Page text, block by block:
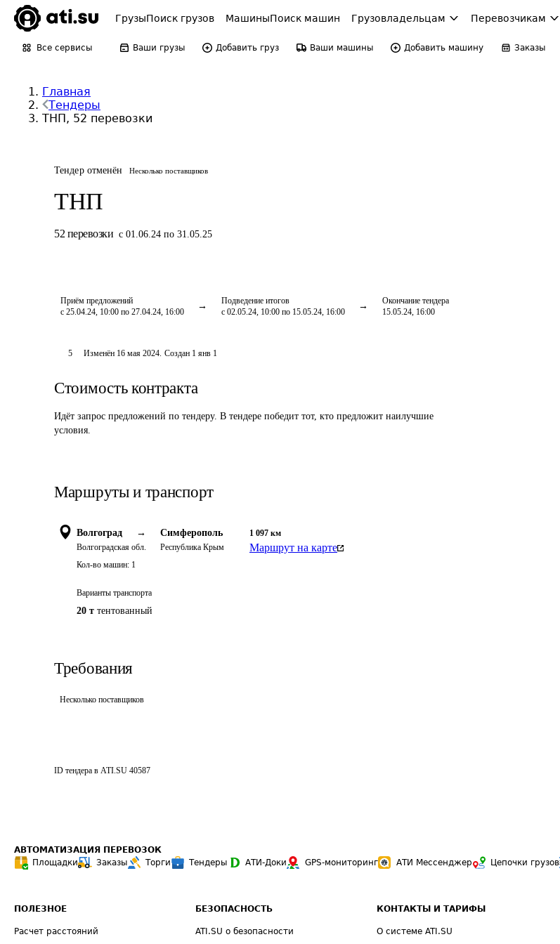
ГрузыПоиск грузов МашиныПоиск машин Грузовладельцам Перевозчикам
Все сервисы Ваши грузы Добавить груз Ваши машины Добавить машину Заказы
Главная
Тендеры
ТНП, 52 перевозки
Тендер отменён Несколько поставщиков
ТНП
52 перевозки с 01.06.24 по 31.05.25
Приём предложений
с 25.04.24, 10:00 по 27.04.24, 16:00
Подведение итогов
с 02.05.24, 10:00 по 15.05.24, 16:00
Окончание тендера
15.05.24, 16:00
5 Изменён 16 мая 2024. Создан 1 янв 1
Стоимость контракта
Идёт запрос предложений по тендеру. В тендере победит тот, кто предложит наилучшие
условия.
Маршруты и транспорт
Волгоград →
Волгоградская обл.
Симферополь
Республика Крым
1 097 км
Маршрут на карте
Кол-во машин: 1
Варианты транспорта
20 т тентованный
Требования
Несколько поставщиков
ID тендера в ATI.SU 40587
АВТОМАТИЗАЦИЯ ПЕРЕВОЗОК
Площадки
Заказы Торги Тендеры АТИ-Доки GPS-мониторинг АТИ Мессенджер Цепочки грузов
ПОЛЕЗНОЕ
Расчет расстояний
БЕЗОПАСНОСТЬ
ATI.SU о безопасности
КОНТАКТЫ И ТАРИФЫ
О системе ATI.SU